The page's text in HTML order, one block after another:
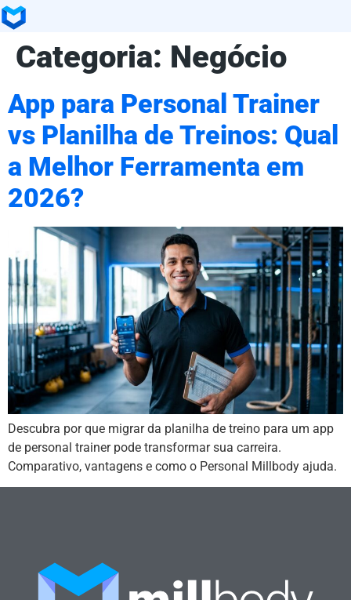
Categoria: Negócio
App para Personal Trainer
vs Planilha de Treinos: Qual
a Melhor Ferramenta em
2026?
Descubra por que migrar da planilha de treino para um app
de personal trainer pode transformar sua carreira.
Comparativo, vantagens e como o Personal Millbody ajuda.